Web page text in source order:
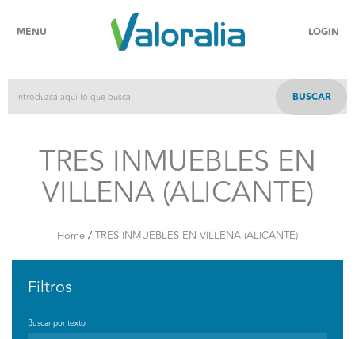
MENU LOGIN
BUSCAR
TRES INMUEBLES EN
VILLENA (ALICANTE)
Home / TRES INMUEBLES EN VILLENA (ALICANTE)
Filtros
Buscar por texto